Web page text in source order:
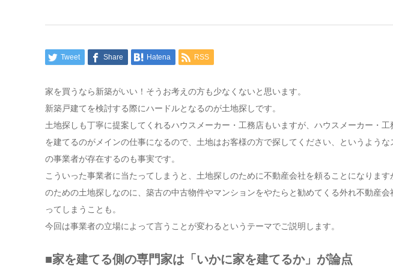
Tweet Share Hatena RSS
家を買うなら新築がいい！そうお考えの方も少なくないと思います。
新築戸建てを検討する際にハードルとなるのが土地探しです。
土地探しも丁寧に提案してくれるハウスメーカー・工務店もいますが、ハウスメーカー・工
を建てるのがメインの仕事になるので、土地はお客様の方で探してください、というような
の事業者が存在するのも事実です。
こういった事業者に当たってしまうと、土地探しのために不動産会社を頼ることになります
のための土地探しなのに、築古の中古物件やマンションをやたらと勧めてくる外れ不動産会
ってしまうことも。
今回は事業者の立場によって言うことが変わるというテーマでご説明します。
■家を建てる側の専門家は「いかに家を建てるか」が論点